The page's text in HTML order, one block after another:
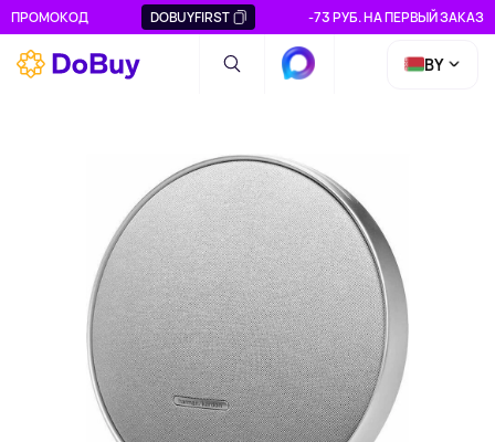
ПРОМОКОД DOBUYFIRST -73 РУБ. НА ПЕРВЫЙ ЗАКАЗ
BY